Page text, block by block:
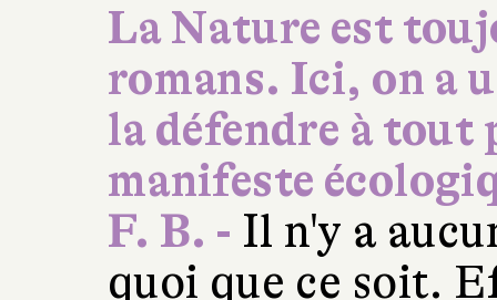
La Nature est
romans. Ici, on a
la défendre à tout
manifeste
F. B. - Il n'y a
quoi que ce soit.